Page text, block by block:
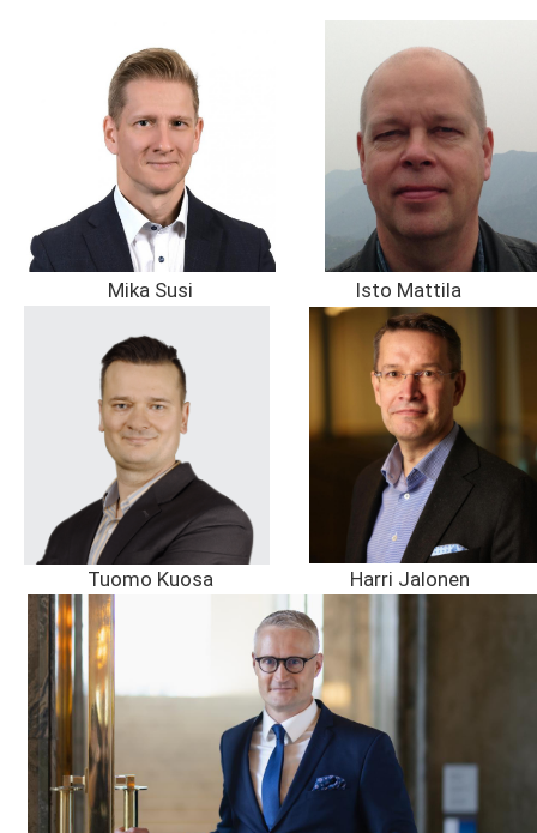
Mika Susi Isto Mattila
Tuomo Kuosa Harri Jalonen